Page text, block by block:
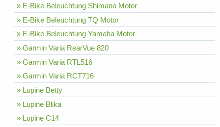
» E-Bike Beleuchtung Shimano Motor
» E-Bike Beleuchtung TQ Motor
» E-Bike Beleuchtung Yamaha Motor
» Garmin Varia RearVue 820
» Garmin Varia RTL516
» Garmin Varia RCT716
» Lupine Betty
» Lupine Blika
» Lupine C14